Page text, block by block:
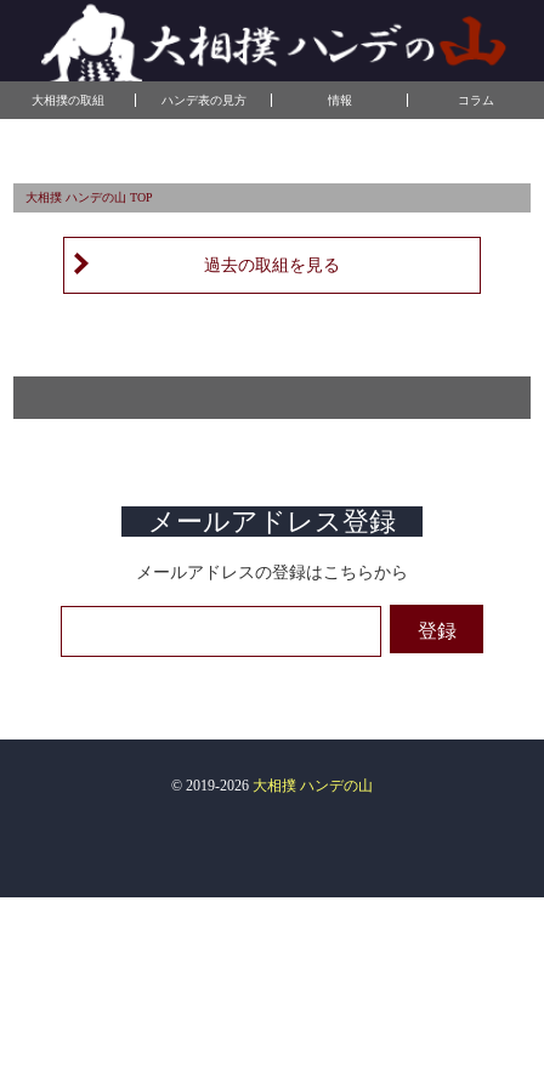
大相撲 ハンデの山 TOP
過去の取組を見る
メールアドレス登録
メールアドレスの登録はこちらから
大相撲の取組 ハンデ表の見方 情報 コラム
© 2019-2026 大相撲 ハンデの山